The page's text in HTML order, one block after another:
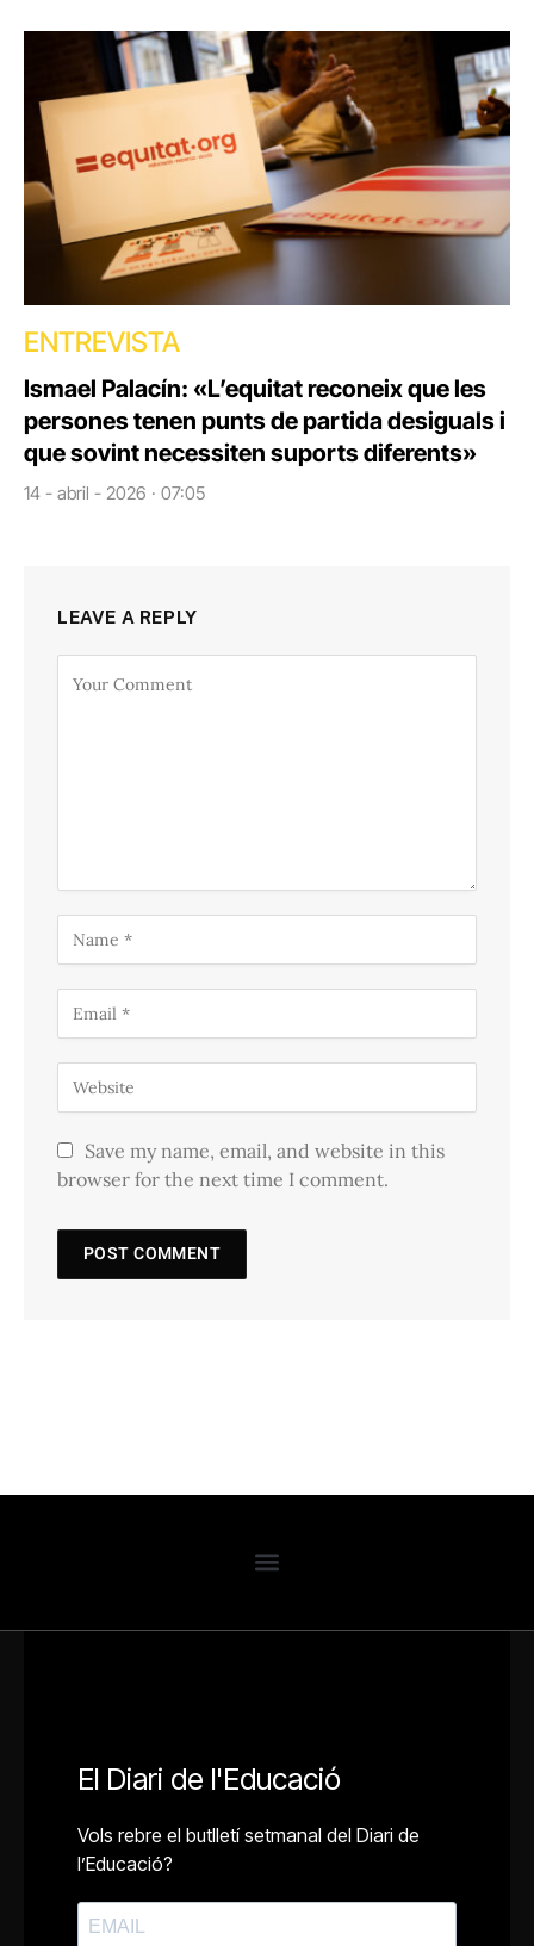
ENTREVISTA
Ismael Palacín: «L’equitat reconeix que les
persones tenen punts de partida desiguals i
que sovint necessiten suports diferents»
14 - abril - 2026 · 07:05
LEAVE A REPLY
Save my name, email, and website in this
browser for the next time I comment.